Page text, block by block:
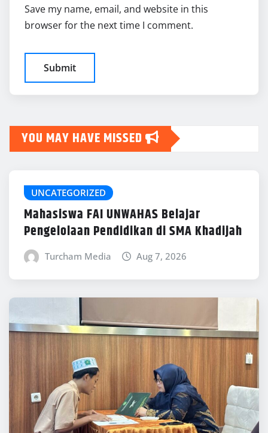
Save my name, email, and website in this
browser for the next time I comment.
YOU MAY HAVE MISSED
UNCATEGORIZED
Mahasiswa FAI UNWAHAS Belajar
Pengelolaan Pendidikan di SMA Khadijah
Turcham Media Aug 7, 2026